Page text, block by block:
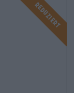
Reduziert